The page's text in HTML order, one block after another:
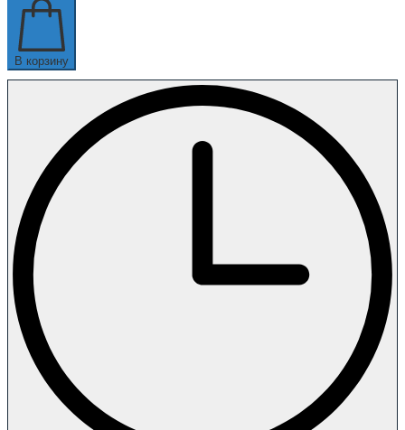
В корзину